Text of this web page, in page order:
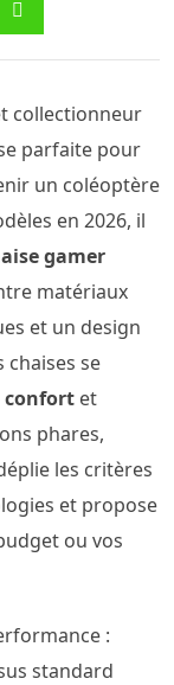
collectionneur
parfaite pour
un coléoptère
en 2026, il
gamer
matériaux
et un design
chaises se
confort et
phares,
les critères
et propose
ou vos
:
standard